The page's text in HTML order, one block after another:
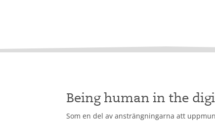
Being human in the
Som en del av ansträngningarna att